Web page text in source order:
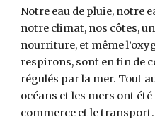
Notre eau de pluie, notre
notre climat, nos côtes,
nourriture, et même
respirons, sont en fin de
régulés par la mer. Tout
océans et les mers ont
commerce et le transport.